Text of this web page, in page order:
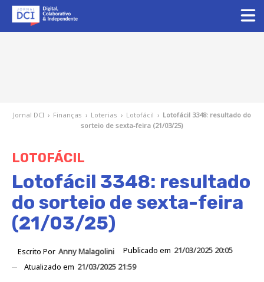
Jornal DCI › Finanças › Loterias › Lotofácil › Lotofácil 3348: resultado do
sorteio de sexta-feira (21/03/25)
LOTOFÁCIL
Lotofácil 3348: resultado
do sorteio de sexta-feira
(21/03/25)
Escrito Por Anny Malagolini Publicado em 21/03/2025 20:05
Atualizado em 21/03/2025 21:59